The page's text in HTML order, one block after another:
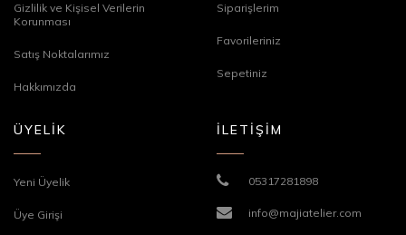
Gizlilik ve Kişisel Verilerin
Korunması
Satış Noktalarımız
Hakkımızda
Siparişlerim
Favorileriniz
Sepetiniz
ÜYELİK
Yeni Üyelik
Üye Girişi
İLETİŞİM
05317281898
info@majiatelier.com